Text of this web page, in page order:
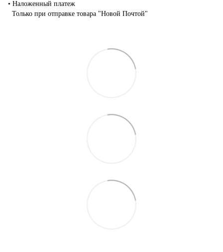
• Наложенный платеж
Только при отправке товара "Новой Почтой"